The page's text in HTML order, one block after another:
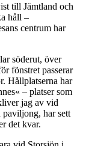
till Jämtland och
håll –
centrum har
söder­ut, över
fönstret passerar
Hållplatserna har
– platser som
jag av vid
paviljong, har sett
det kvar.